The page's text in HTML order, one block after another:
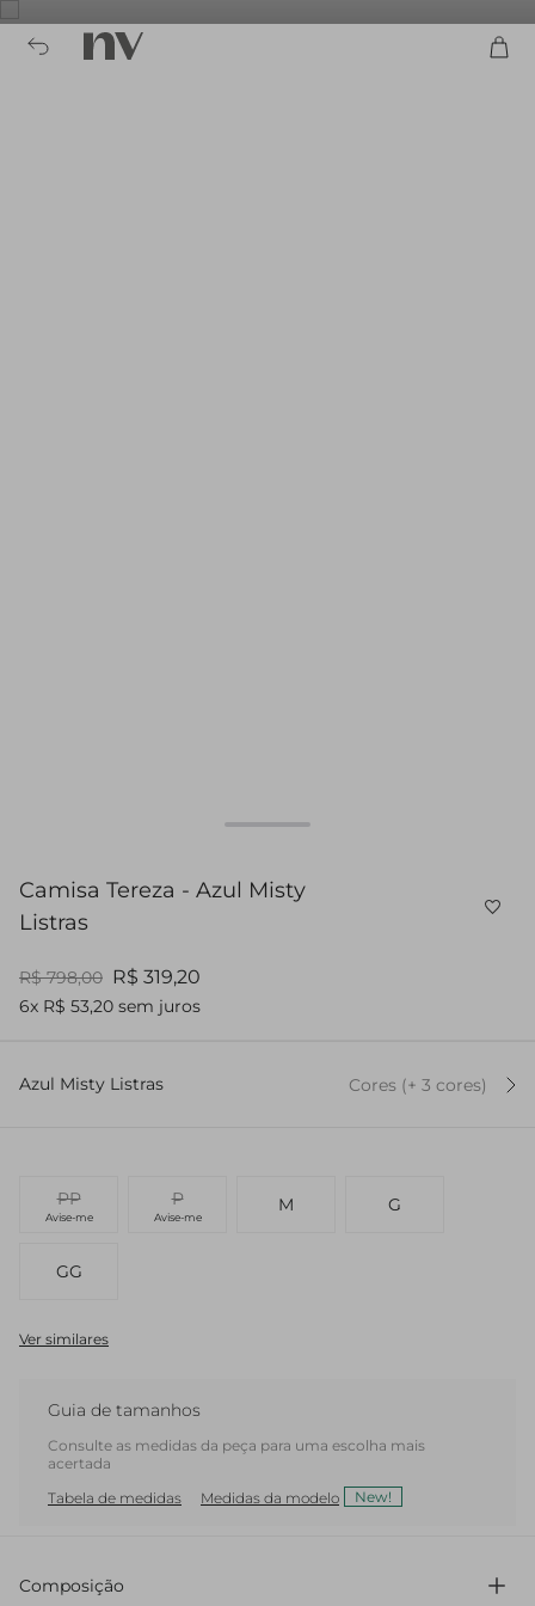
Camisa Tereza - Azul Misty
Listras
R$ 798,00 R$ 319,20
6x R$ 53,20 sem juros
Azul Misty Listras Cores (+ 3 cores)
PP
Avise-me
P
Avise-me
M G
GG
Ver similares
Guia de tamanhos
Consulte as medidas da peça para uma escolha mais
acertada
Tabela de medidas
Medidas da modelo New!
Composição